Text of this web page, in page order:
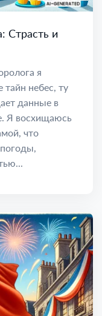
Страсть и
я
тайн небес, ту
данные в
Я восхищаюсь
что